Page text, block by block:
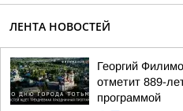
ЛЕНТА НОВОСТЕЙ
Георгий
отметит 889-
программой